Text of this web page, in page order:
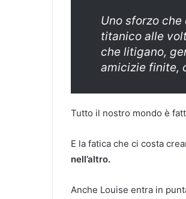
Uno sforzo
titanico alle
che litigano,
amicizie finite,
Tutto il nostro mondo è
E la fatica che ci costa
nell’altro.
Anche Louise entra in